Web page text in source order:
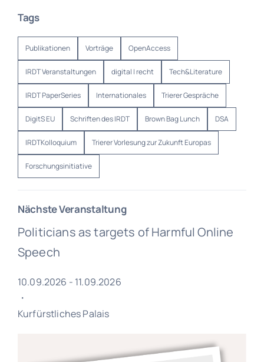
Tags
Publikationen Vorträge OpenAccess
IRDT Veranstaltungen digital | recht Tech&Literature
IRDT PaperSeries Internationales Trierer Gespräche
DigitS EU Schriften des IRDT Brown Bag Lunch DSA
IRDTKolloquium Trierer Vorlesung zur Zukunft Europas
Forschungsinitiative
Nächste Veranstaltung
Politicians as targets of Harmful Online
Speech
10.09.2026 - 11.09.2026
・
Kurfürstliches Palais